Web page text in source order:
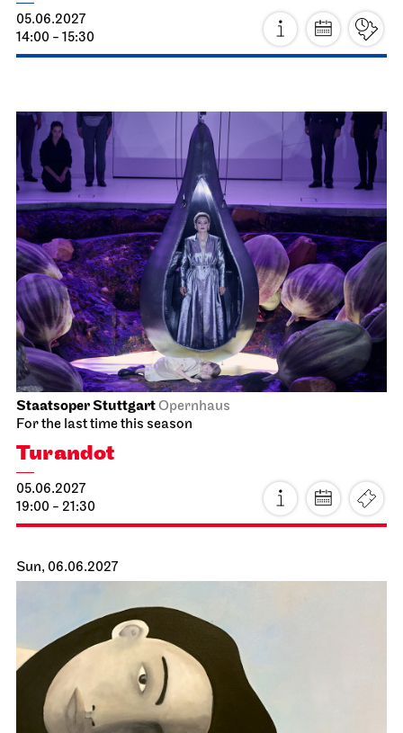
Stuttgart Ballet Meeting point staircase opera house
Guided tours with mini-dance-
workshop for children and their
families
05.06.2027
14:00 - 15:30
Staatsoper Stuttgart
Opernhaus
For the last time this season